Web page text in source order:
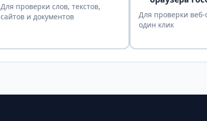
Для проверки слов, текстов,
сайтов и документов
Для проверки
один клик